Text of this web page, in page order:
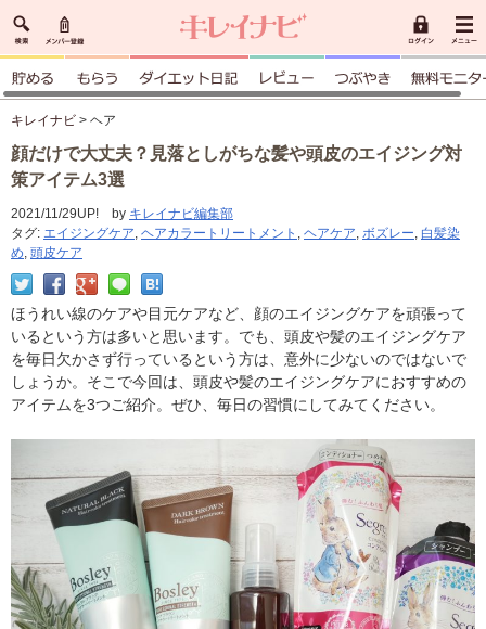
キレイナビ > ヘア
顔だけで大丈夫？見落としがちな髪や頭皮のエイジング対
策アイテム3選
2021/11/29UP! by キレイナビ編集部
タグ: エイジングケア, ヘアカラートリートメント , ヘアケア, ボズレー, 白髪染
め, 頭皮ケア
ほうれい線のケアや目元ケアなど、顔のエイジングケアを頑張って
いるという方は多いと思います。でも、頭皮や髪のエイジングケア
を毎日欠かさず行っているという方は、意外に少ないのではないで
しょうか。そこで今回は、頭皮や髪のエイジングケアにおすすめの
アイテムを3つご紹介。ぜひ、毎日の習慣にしてみてください。